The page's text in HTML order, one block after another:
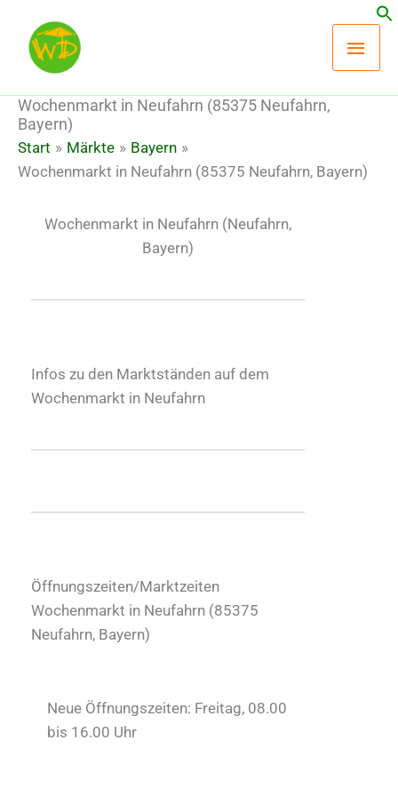
Inhalt
springen
Wochenmarkt in Neufahrn (85375 Neufahrn,
Bayern)
Start Märkte
Bayern
Wochenmarkt in Neufahrn (85375 Neufahrn, Bayern)
Wochenmarkt in Neufahrn (Neufahrn,
Bayern)
Infos zu den Marktständen auf dem
Wochenmarkt in Neufahrn
Öffnungszeiten/Marktzeiten
Wochenmarkt in Neufahrn (85375
Neufahrn, Bayern)
Neue Öffnungszeiten: Freitag, 08.00
bis 16.00 Uhr